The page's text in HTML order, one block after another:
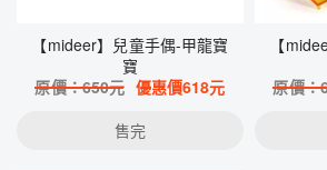
【mideer】兒童手偶-甲龍寶
寶
原價：650元 優惠價618元
售完
【
原價：